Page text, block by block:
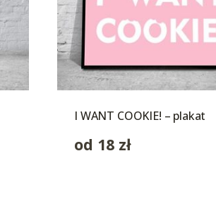
I WANT COOKIE! – plakat
od 18 zł